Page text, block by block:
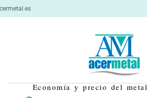
Economía y precio del